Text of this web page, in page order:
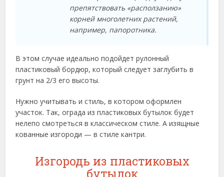
препятствовать «расползанию»
корней многолетних растений,
например, папоротника.
В этом случае идеально подойдет рулонный
пластиковый бордюр, который следует заглубить в
грунт на 2/3 его высоты.
Нужно учитывать и стиль, в котором оформлен
участок. Так, ограда из пластиковых бутылок будет
нелепо смотреться в классическом стиле. А изящные
кованные изгороди — в стиле кантри.
Изгородь из пластиковых
бутылок